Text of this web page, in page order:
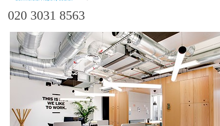
020 3031 8563